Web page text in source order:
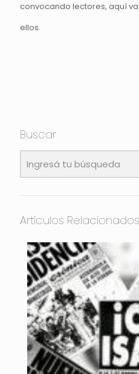
convocando lectores, aquí
ellos.
Buscar
Artículos Relacionados